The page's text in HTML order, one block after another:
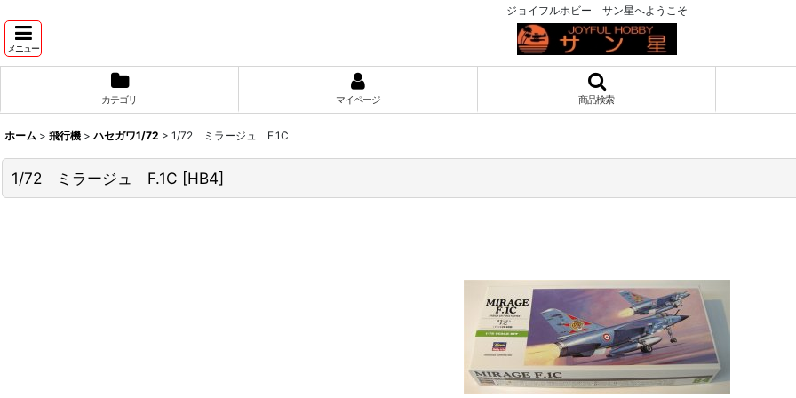
ジョイフルホビー サン星へようこそ
メニュー
カテゴリ マイページ 商品検索
ホーム > 飛行機 > ハセガワ1/72 > 1/72 ミラージュ F.1C
1/72 ミラージュ F.1C [HB4]